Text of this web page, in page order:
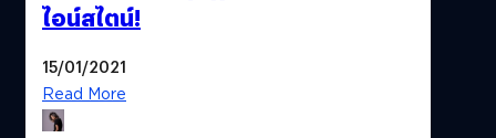
ไอน์สไตน์!
15/01/2021
Read More